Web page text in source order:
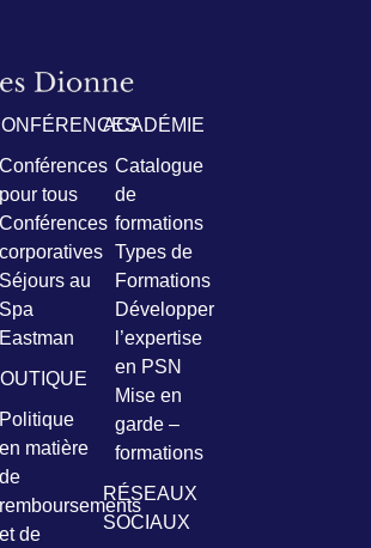
Conférences
pour tous
Conférences
corporatives
Séjours au
Spa
Eastman
Politique
en matière
de
remboursements
et de
ACADÉMIE
Catalogue
de
formations
Types de
Formations
Développer
l’expertise
en PSN
Mise en
garde –
formations
RÉSEAUX
SOCIAUX